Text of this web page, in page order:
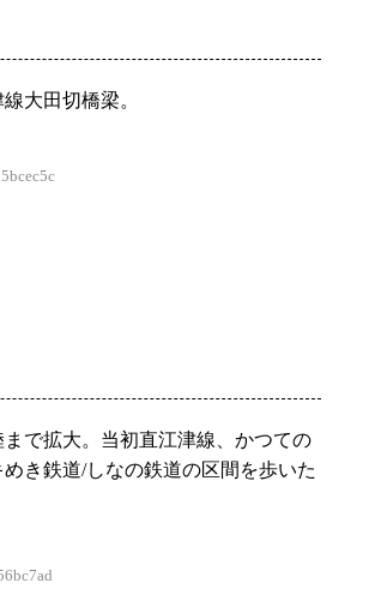
大田切橋梁。
で拡大。当初直江津線、かつての
き鉄道/しなの鉄道の区間を歩いた